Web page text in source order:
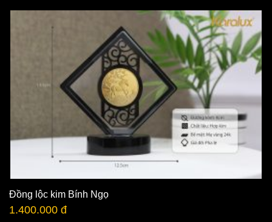
Đồng lộc kim Bính Ngọ
1.400.000 đ